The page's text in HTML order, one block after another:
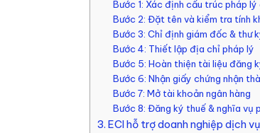
Bước 1: Xác định cấu trúc pháp
Bước 2: Đặt tên và kiểm tra tính
Bước 3: Chỉ định giám đốc & thư
Bước 4: Thiết lập địa chỉ pháp lý
Bước 5: Hoàn thiện tài liệu đăng
Bước 6: Nhận giấy chứng nhận
Bước 7: Mở tài khoản ngân hàng
Bước 8: Đăng ký thuế & nghĩa vụ
3. ECI hỗ trợ doanh nghiệp dịch